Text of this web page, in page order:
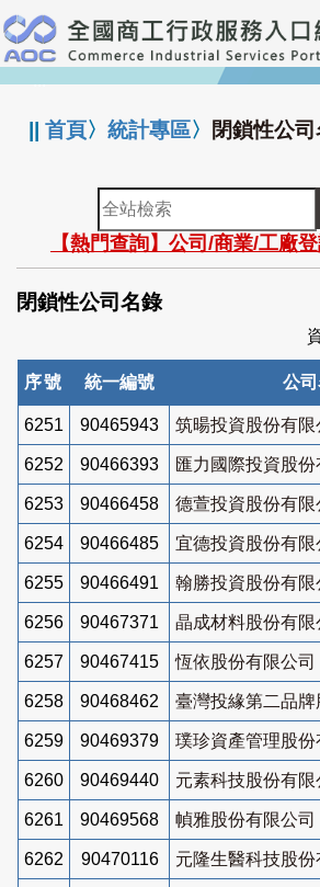
跳
到
主
要
:::
||首頁〉統計專區〉 閉鎖性公
全
站
檢
索
【熱門查詢】公司/商業/工廠
閉鎖性公司名錄
序號 統一編號 公
6251 90465943 筑暘投資股份有限
6252 90466393 匯力國際投資股份
6253 90466458 德萱投資股份有限
6254 90466485 宜德投資股份有限
6255 90466491 翰勝投資股份有限
6256 90467371 晶成材料股份有限
6257 90467415 恆依股份有限公司
6258 90468462 臺灣投緣第二品牌
6259 90469379 璞珍資產管理股份
6260 90469440 元素科技股份有限
6261 90469568 幀雅股份有限公司
6262 90470116 元隆生醫科技股份